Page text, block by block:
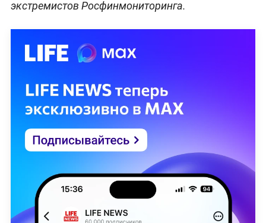
экстремистов Росфинмониторинга.